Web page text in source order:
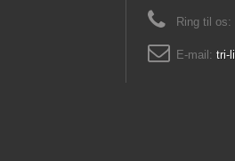
Ring til os:
E-mail: tri-